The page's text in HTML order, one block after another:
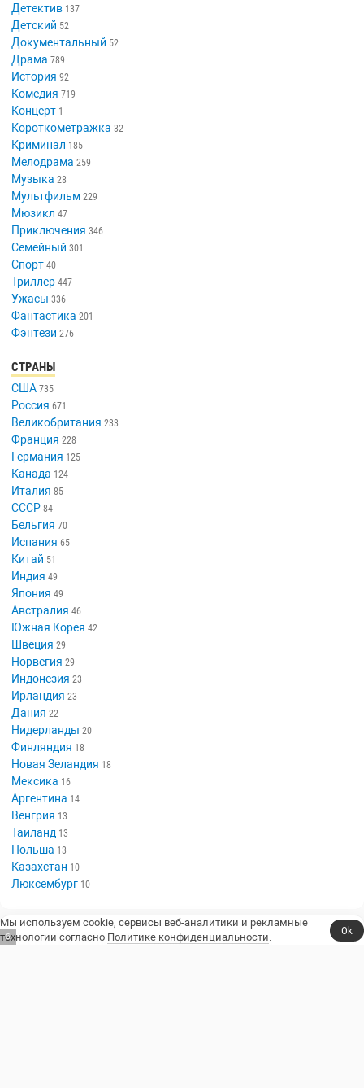
Детектив 137
Детский 52
Документальный 52
Драма 789
История 92
Комедия 719
Концерт 1
Короткометражка 32
Криминал 185
Мелодрама 259
Музыка 28
Мультфильм 229
Мюзикл 47
Приключения 346
Семейный 301
Спорт 40
Триллер 447
Ужасы 336
Фантастика 201
Фэнтези 276
СТРАНЫ
США 735
Россия 671
Великобритания 233
Франция 228
Германия 125
Канада 124
Италия 85
СССР 84
Бельгия 70
Испания 65
Китай 51
Индия 49
Япония 49
Австралия 46
Южная Корея 42
Швеция 29
Норвегия 29
Индонезия 23
Ирландия 23
Дания 22
Нидерланды 20
Финляндия 18
Новая Зеландия 18
Мексика 16
Аргентина 14
Венгрия 13
Таиланд 13
Польша 13
Казахстан 10
Люксембург 10
Сериалы, юмор и стендап.
Мы используем cookie, сервисы веб-аналитики и рекламные
технологии согласно Политике конфиденциальности.
Ok
6